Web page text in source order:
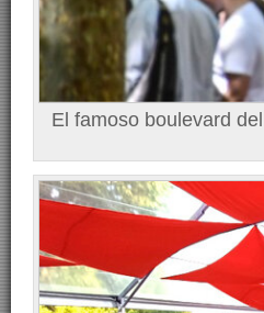
El famoso boulevard